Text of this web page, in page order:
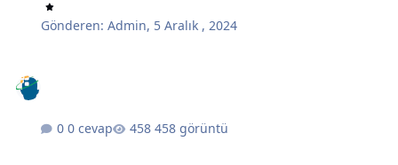
Gönderen:Admin, 5 Aralık , 2024
0 cevap 458 görüntü